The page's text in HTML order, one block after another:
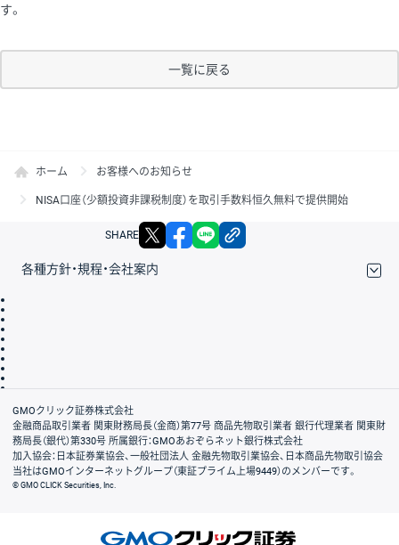
す。
一覧に戻る
ホーム お客様へのお知らせ
NISA口座（少額投資非課税制度）を取引手数料恒久無料で提供開始
SHARE X facebook
各種方針・規程・会社案内
会社案内
GMOクリック証券株式会社
金融商品取引業者 関東財務局長（金商）第77号 商品先物取引業者 銀行代理業者 関東財
務局長（銀代）第330号 所属銀行：GMOあおぞらネット銀行株式会社
加入協会：日本証券業協会、一般社団法人 金融先物取引業協会、日本商品先物取引協会
当社はGMOインターネットグループ（東証プライム上場9449）のメンバーです。
© GMO CLICK Securities, Inc.